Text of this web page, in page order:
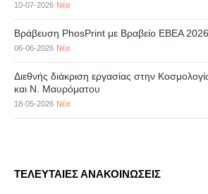
10-07-2026 Νέα
Βράβευση PhosPrint με Βραβείο ΕΒΕΑ 2026
06-06-2026 Νέα
Διεθνής διάκριση εργασίας στην
και Ν. Μαυρόματου
18-05-2026 Νέα
ΤΕΛΕΥΤΑΙΕΣ ΑΝΑΚΟΙΝΩΣΕΙΣ